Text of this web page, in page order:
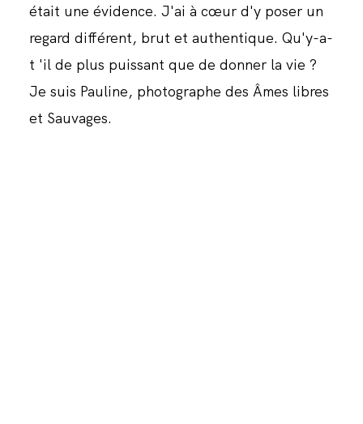
était une évidence. J'ai à cœur d'y poser un
regard différent, brut et authentique. Qu'y-a-
t 'il de plus puissant que de donner la vie ?
Je suis Pauline, photographe des Âmes libres
et Sauvages.